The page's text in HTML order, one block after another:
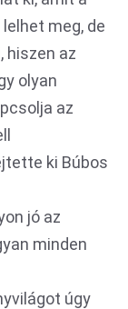
meg, de
hiszen az
olyan
az
ki Búbos
jó az
minden
úgy